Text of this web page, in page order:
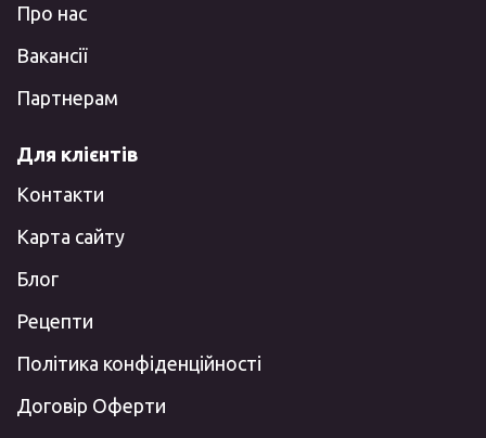
Про нас
Вакансії
Партнерам
Для клієнтів
Контакти
Карта сайту
Блог
Рецепти
Політика конфіденційності
Договір Оферти